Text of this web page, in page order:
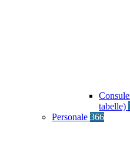
tabelle)
Personale 366